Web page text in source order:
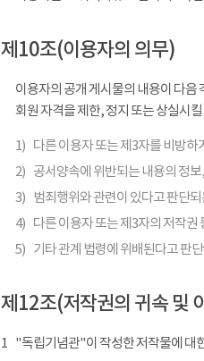
제10조(이용자의 의무)
이용자의 공개 게시물의 내용이 다음
회원 자격을 제한, 정지 또는 상실시
1) 다른 이용자 또는 제3자를 비방
2) 공서양속에 위반되는 내용의 정
3)
범죄행위와 관련이 있다고 판단
4) 다른 이용자 또는 제3자의 저작권
5) 기타 관계 법령에 위배된다고 판
제12조(저작권의 귀속 및
1 "독립기념관"이 작성한 저작물에 대